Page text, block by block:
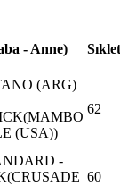
- Anne) Sıklet
(ARG)
(USA))
62
-
60